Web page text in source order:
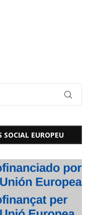
SOCIAL EUROPEU